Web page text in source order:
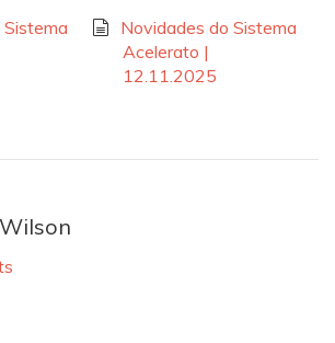
Novidades do Sistema
Acelerato |
12.11.2025